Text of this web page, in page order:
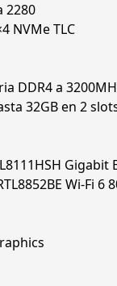
2280
NVMe TLC
DDR4 a
32GB en 2
Wi-Fi